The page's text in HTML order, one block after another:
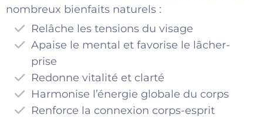
nombreux bienfaits naturels :
Relâche les tensions du visage
Apaise le mental et favorise le lâcher-
prise
Redonne vitalité et clarté
Harmonise l’énergie globale du corps
Renforce la connexion corps-esprit